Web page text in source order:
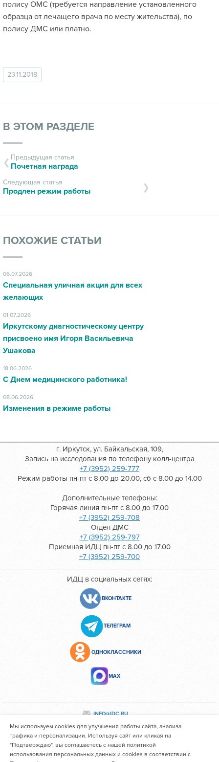
полису ОМС (требуется направление установленного
образца от лечащего врача по месту жительства), по
полису ДМС или платно.
23.11.2018
В ЭТОМ РАЗДЕЛЕ
Предыдущая статья
Почетная награда
Следующая статья
Продлен режим работы
ПОХОЖИЕ СТАТЬИ
06.07.2026
Специальная уличная акция для всех
желающих
01.07.2026
Иркутскому диагностическому центру
присвоено имя Игоря Васильевича
Ушакова
18.06.2026
С Днем медицинского работника!
08.06.2026
Изменения в режиме работы
г. Иркутск, ул. Байкальская, 109,
Запись на исследования по телефону колл-центра
+7 (3952) 259-777
Режим работы пн-пт с 8.00 до 20.00, сб с 8.00 до 14.00
Дополнительные телефоны:
Горячая линия пн-пт с 8.00 до 17.00
+7 (3952) 259-708
Отдел ДМС
+7 (3952) 259-797
Приемная ИДЦ пн-пт с 8.00 до 17.00
+7 (3952) 259-700
ИДЦ в социальных сетях:
ВКОНТАКТЕ
ТЕЛЕГРАМ
ОДНОКЛАССНИКИ
МАХ
INFO@IDC.RU
Все персональные данные сотрудников размещены с их
согласия
Мы используем cookies для улучшения работы сайта, анализа
трафика и персонализации. Используя сайт или кликая на
"Подтверждаю", вы соглашаетесь с нашей политикой
использования персональных данных и cookies в соответствии с